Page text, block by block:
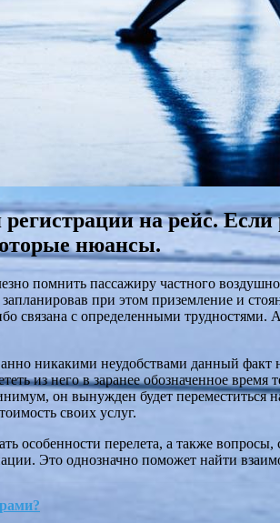
на рейс.
нюансы.
помнить пассажиру частного
при этом приземление и
связана с определенными
никакими неудобствами данный факт
из него в заранее обозначенное
он вынужден будет переместиться
своих услуг.
особенности перелета, а также
Это однозначно поможет найти